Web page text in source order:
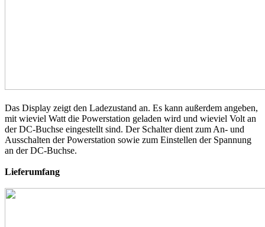
Das Display zeigt den Ladezustand an. Es kann außerdem angeben,
mit wieviel Watt die Powerstation geladen wird und wieviel Volt an
der DC-Buchse eingestellt sind. Der Schalter dient zum An- und
Ausschalten der Powerstation sowie zum Einstellen der Spannung
an der DC-Buchse.
Lieferumfang